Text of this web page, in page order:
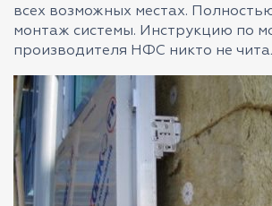
всех возможных местах.
монтаж системы. Инструкцию по
производителя НФС никто не